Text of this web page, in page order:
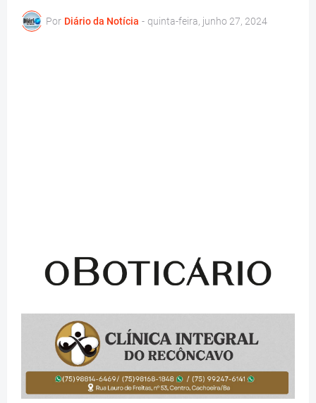
Por Diário da Notícia - quinta-feira, junho 27, 2024